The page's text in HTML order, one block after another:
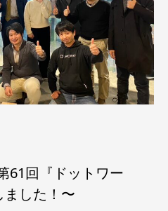
61回『ドットワー
ました！〜